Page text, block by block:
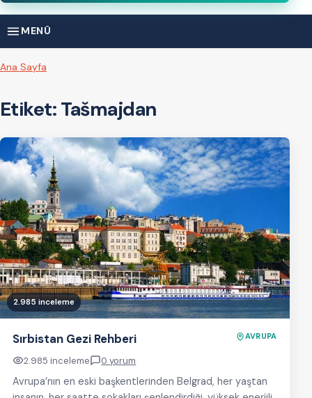
MENÜ
Ana Sayfa
Etiket:Tašmajdan
2.985 inceleme
Sırbistan Gezi Rehberi AVRUPA
2.985 inceleme 0 yorum
Avrupa’nın en eski başkentlerinden Belgrad, her yaştan